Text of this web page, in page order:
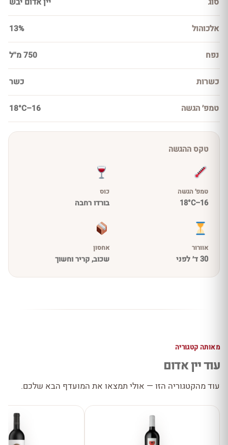
סוג יין אדום יבש
אלכוהול 13%
נפח 750 מ''ל
כשרות כשר
טמפ׳ הגשה 16–18°C
טקס ההגשה
טמפ׳ הגשה
16–18°C
כוס
בורדו רחבה
אוורור
30 ד׳ לפני
אחסון
שכוב, קריר וחשוך
מאותה קטגוריה
עוד יין אדום
עוד מהקטגוריה הזו — אולי תמצאו את המועדף הבא שלכם.